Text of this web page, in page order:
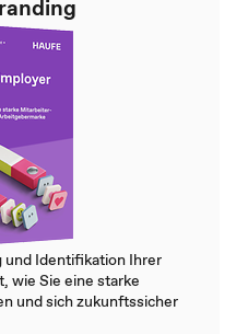
und Identifikation Ihrer
wie Sie eine starke
und sich zukunftssicher